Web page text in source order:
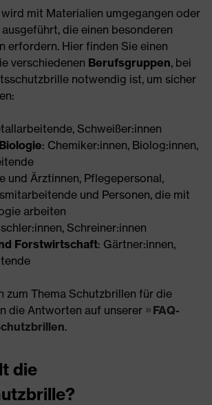
wird mit Materialien umgegangen oder
die einen besonderen
erfordern. Hier finden Sie einen
verschiedenen Berufsgruppen, bei
notwendig ist, um sicher
Schweißer:innen
: Chemiker:innen, Biolog:innen,
und Ärztinnen, Pflegepersonal,
und Personen, die mit
arbeiten
Schreiner:innen
Forstwirtschaft: Gärtner:innen,
zum Thema Schutzbrillen für die
die Antworten auf unserer
FAQ-
.
die